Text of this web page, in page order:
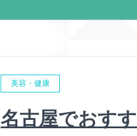
美容・健康
名古屋でおす